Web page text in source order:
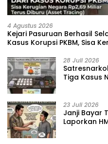
4 Agustus 2026
Kejari Pasuruan Berhasil
Kasus Korupsi PKBM, Sisa
28 Juli 2026
Tiga Kasus
23 Juli 2026
‎Janji Bayar
Laporkan